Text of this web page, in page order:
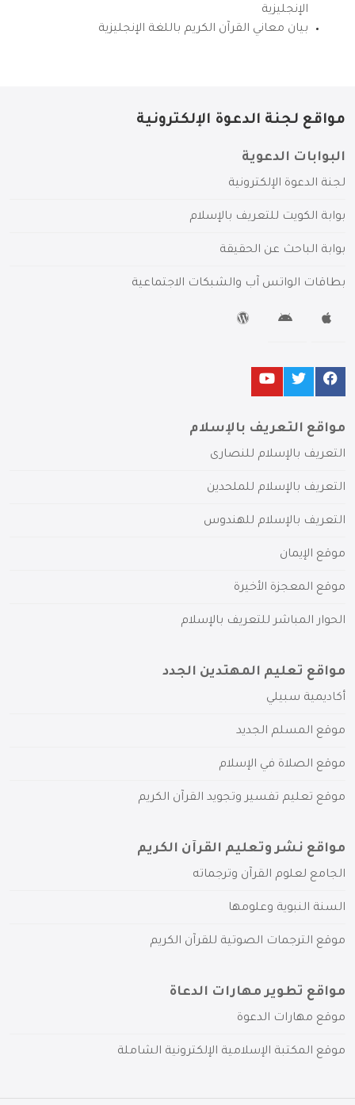
الإنجليزية
بيان معاني القرآن الكريم باللغة الإنجليزية
مواقع لجنة الدعوة الإلكترونية
البوابات الدعوية
لجنة الدعوة الإلكترونية
بوابة الكويت للتعريف بالإسلام
بوابة الباحث عن الحقيقة
بطاقات الواتس آب والشبكات الاجتماعية
مواقع التعريف بالإسلام
التعريف بالإسلام للنصارى
التعريف بالإسلام للملحدين
التعريف بالإسلام للهندوس
موقع الإيمان
موقع المعجزة الأخيرة
الحوار المباشر للتعريف بالإسلام
مواقع تعليم المهتدين الجدد
أكاديمية سبيلي
موقع المسلم الجديد
موقع الصلاة في الإسلام
موقع تعليم تفسير وتجويد القرآن الكريم
مواقع نشر وتعليم القرآن الكريم
الجامع لعلوم القرآن وترجماته
السنة النبوية وعلومها
موقع الترجمات الصوتية للقرآن الكريم
مواقع تطوير مهارات الدعاة
موقع مهارات الدعوة
موقع المكتبة الإسلامية الإلكترونية الشاملة